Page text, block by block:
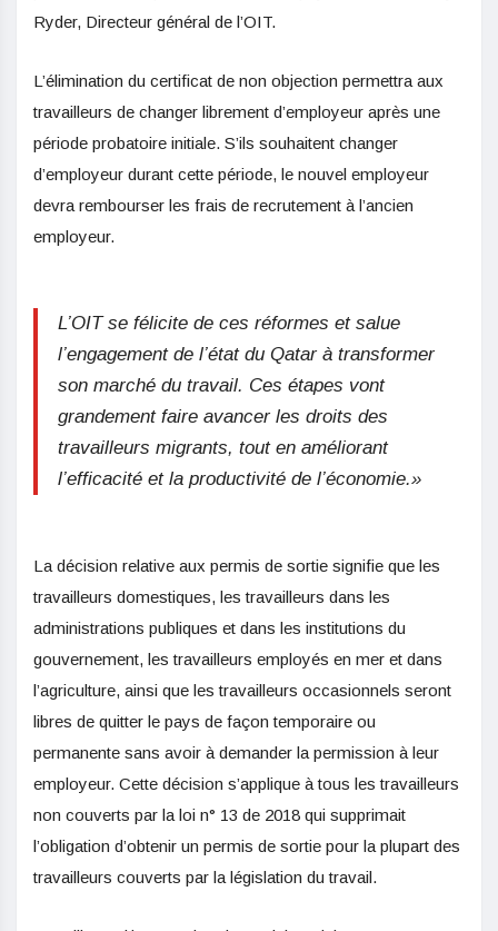
Ryder, Directeur général de l’OIT.
L’élimination du certificat de non objection permettra aux
travailleurs de changer librement d’employeur après une
période probatoire initiale. S’ils souhaitent changer
d’employeur durant cette période, le nouvel employeur
devra rembourser les frais de recrutement à l’ancien
employeur.
L’OIT se félicite de ces réformes et salue
l’engagement de l’état du Qatar à transformer
son marché du travail. Ces étapes vont
grandement faire avancer les droits des
travailleurs migrants, tout en améliorant
l’efficacité et la productivité de l’économie.»
La décision relative aux permis de sortie signifie que les
travailleurs domestiques, les travailleurs dans les
administrations publiques et dans les institutions du
gouvernement, les travailleurs employés en mer et dans
l’agriculture, ainsi que les travailleurs occasionnels seront
libres de quitter le pays de façon temporaire ou
permanente sans avoir à demander la permission à leur
employeur. Cette décision s’applique à tous les travailleurs
non couverts par la loi n° 13 de 2018 qui supprimait
l’obligation d’obtenir un permis de sortie pour la plupart des
travailleurs couverts par la législation du travail.